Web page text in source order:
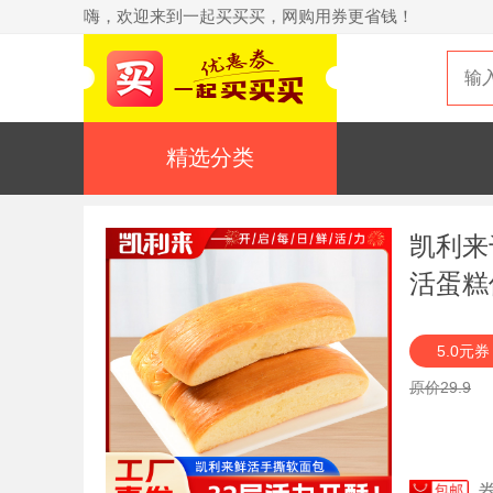
嗨，欢迎来到一起买买买，网购用券更省钱！
精选分类
凯利
活蛋
5.0元券
原价29.9